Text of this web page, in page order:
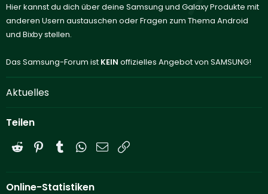
Hier kannst du dich über deine Samsung und Galaxy Produkte mit
anderen Usern austauschen oder Fragen zum Thema Android
und Bixby stellen.
Das Samsung-Forum ist KEIN offizielles Angebot von SAMSUNG!
Aktuelles
Teilen
Reddit PinterestTumblrWhatsApp
E-Mail
Online-Statistiken